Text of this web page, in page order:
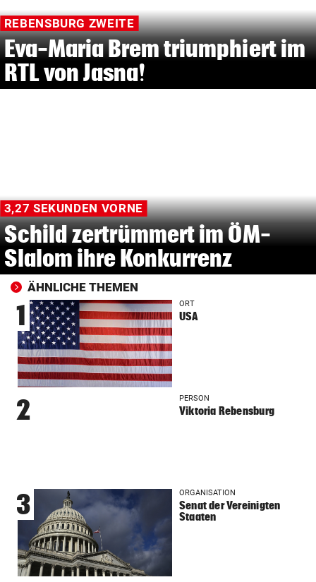
REBENSBURG ZWEITE
Eva-Maria Brem triumphiert im
RTL von Jasna!
3,27 SEKUNDEN VORNE
Schild zertrümmert im ÖM-
Slalom ihre Konkurrenz
ÄHNLICHE THEMEN
1 ORT
USA
2 PERSON
Viktoria Rebensburg
3 ORGANISATION
Senat der Vereinigten
Staaten